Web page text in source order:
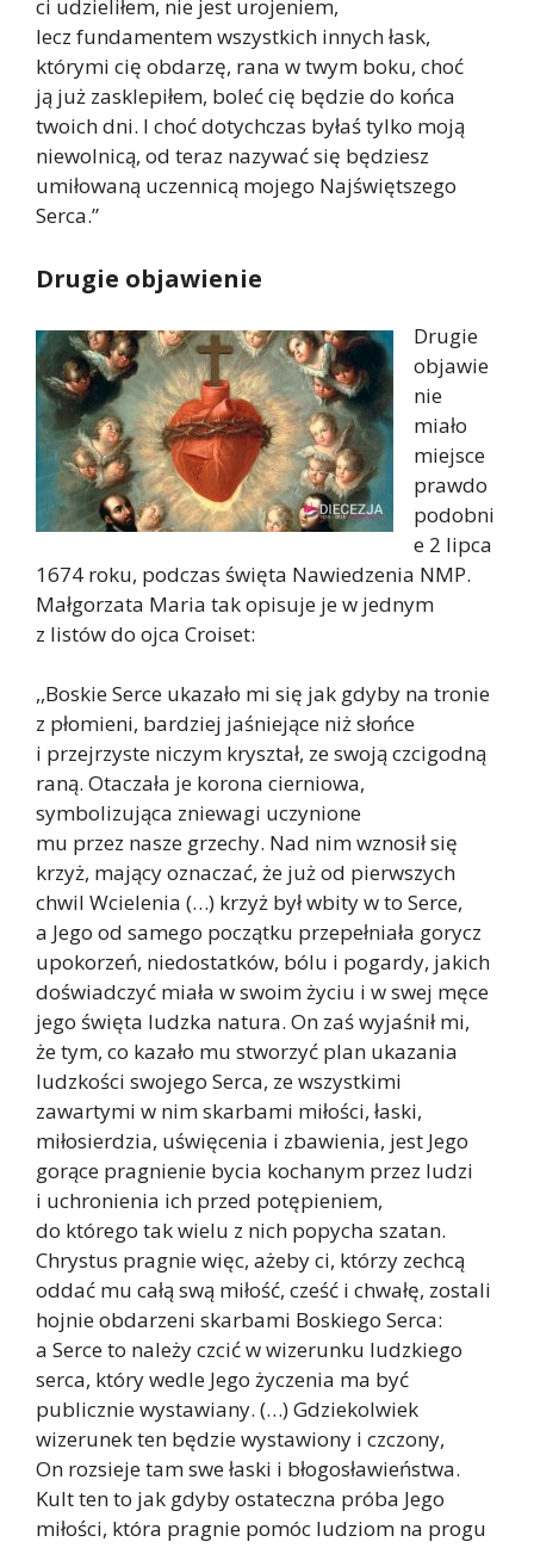
ci udzieliłem, nie jest urojeniem,
lecz fundamentem wszystkich innych łask,
którymi cię obdarzę, rana w twym boku, choć
ją już zasklepiłem, boleć cię będzie do końca
twoich dni. I choć dotychczas byłaś tylko moją
niewolnicą, od teraz nazywać się będziesz
umiłowaną uczennicą mojego Najświętszego
Serca.”
Drugie objawienie
Drugie
objawie
nie
miało
miejsce
prawdo
podobni
e 2 lipca
1674 roku, podczas święta Nawiedzenia NMP.
Małgorzata Maria tak opisuje je w jednym
z listów do ojca Croiset:
,,Boskie Serce ukazało mi się jak gdyby na tronie
z płomieni, bardziej jaśniejące niż słońce
i przejrzyste niczym kryształ, ze swoją czcigodną
raną. Otaczała je korona cierniowa,
symbolizująca zniewagi uczynione
mu przez nasze grzechy. Nad nim wznosił się
krzyż, mający oznaczać, że już od pierwszych
chwil Wcielenia (…) krzyż był wbity w to Serce,
a Jego od samego początku przepełniała gorycz
upokorzeń, niedostatków, bólu i pogardy, jakich
doświadczyć miała w swoim życiu i w swej męce
jego święta ludzka natura. On zaś wyjaśnił mi,
że tym, co kazało mu stworzyć plan ukazania
ludzkości swojego Serca, ze wszystkimi
zawartymi w nim skarbami miłości, łaski,
miłosierdzia, uświęcenia i zbawienia, jest Jego
gorące pragnienie bycia kochanym przez ludzi
i uchronienia ich przed potępieniem,
do którego tak wielu z nich popycha szatan.
Chrystus pragnie więc, ażeby ci, którzy zechcą
oddać mu całą swą miłość, cześć i chwałę, zostali
hojnie obdarzeni skarbami Boskiego Serca:
a Serce to należy czcić w wizerunku ludzkiego
serca, który wedle Jego życzenia ma być
publicznie wystawiany. (…) Gdziekolwiek
wizerunek ten będzie wystawiony i czczony,
On rozsieje tam swe łaski i błogosławieństwa.
Kult ten to jak gdyby ostateczna próba Jego
miłości, która pragnie pomóc ludziom na progu